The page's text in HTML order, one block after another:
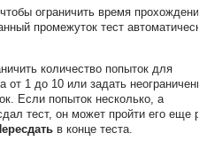
ограничить время прохождения
промежуток тест автоматически
количество попыток для
от 1 до 10 или задать
Если попыток несколько, а
тест, он может пройти его еще
в конце теста.